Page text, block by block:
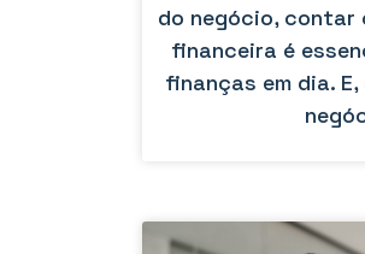
do negócio, contar
financeira é
finanças em dia.